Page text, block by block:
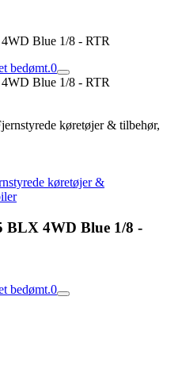
Blue 1/8 - RTR
bedømt.0
Blue 1/8 - RTR
køretøjer & tilbehør,
køretøjer &
BLX 4WD Blue 1/8 -
bedømt.0